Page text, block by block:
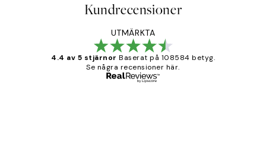
Kundrecensioner
UTMÄRKTA
4.4 av 5 stjärnor Baserat på 108584 betyg.
Se några recensioner här.